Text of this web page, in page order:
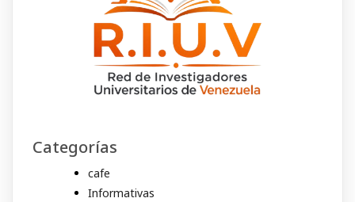
Categorías
cafe
Informativas